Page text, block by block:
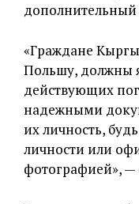
«Граждане
Польшу, должны
действующих
надежными
их личность,
личности или
фотографией», —